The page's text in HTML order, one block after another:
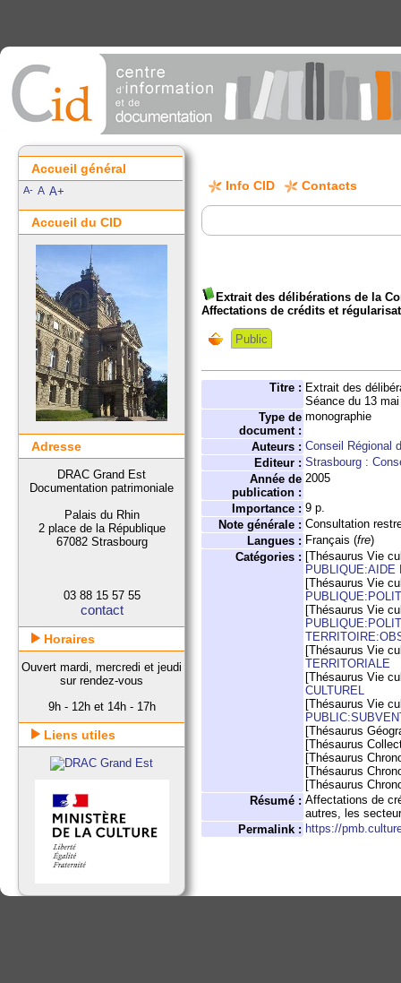
Info CID Contacts
Extrait des délibérations de la
Affectations de crédits et
Public
Titre : Extrait des
Séance du 13
Type de
document :
monographie
Auteurs : Conseil Régional
Editeur : Strasbourg :
Année de
publication :
2005
Importance : 9 p.
Note générale : Consultation
Langues : Français (fre)
Catégories : [Thésaurus Vie
PUBLIQUE:AIDE
[Thésaurus Vie
[Thésaurus Vie
[Thésaurus Vie
TERRITORIALE
[Thésaurus Vie
CULTUREL
[Thésaurus Vie
[Thésaurus
[Thésaurus
[Thésaurus
[Thésaurus
[Thésaurus
Résumé : Affectations de
autres, les
Permalink : https://
Accueil général
A- A A+
Accueil du CID
Adresse
DRAC Grand Est
Documentation patrimoniale
Palais du Rhin
2 place de la République
67082 Strasbourg
03 88 15 57 55
contact
Horaires
Ouvert mardi, mercredi et jeudi
sur rendez-vous
9h - 12h et 14h - 17h
Liens utiles